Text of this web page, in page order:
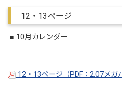
12・13ページ
■ 10月カレンダー
12・13ページ（PDF：2.07メ